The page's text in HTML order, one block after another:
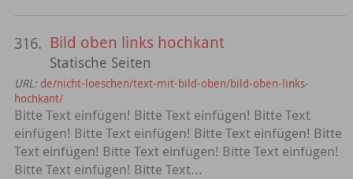
316. Bild oben links hochkant
Statische Seiten
URL: de/nicht-loeschen/text-mit-bild-oben/bild-oben-links-
hochkant/
Bitte Text einfügen! Bitte Text einfügen! Bitte Text
einfügen! Bitte Text einfügen! Bitte Text einfügen! Bitte
Text einfügen! Bitte Text einfügen! Bitte Text einfügen!
Bitte Text einfügen! Bitte Text...